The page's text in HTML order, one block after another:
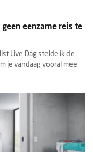
eenzame reis te
Live Dag stelde ik de
je vandaag vooral mee